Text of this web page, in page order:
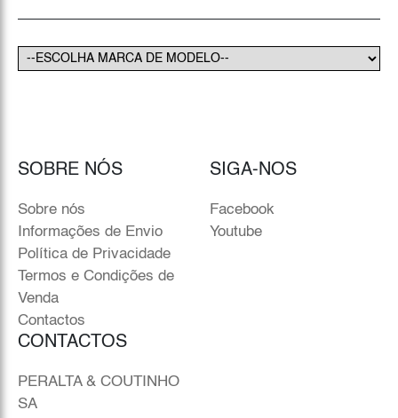
SOBRE NÓS
Sobre nós
Informações de Envio
Política de Privacidade
Termos e Condições de
Venda
Contactos
SIGA-NOS
Facebook
Youtube
CONTACTOS
PERALTA & COUTINHO
SA